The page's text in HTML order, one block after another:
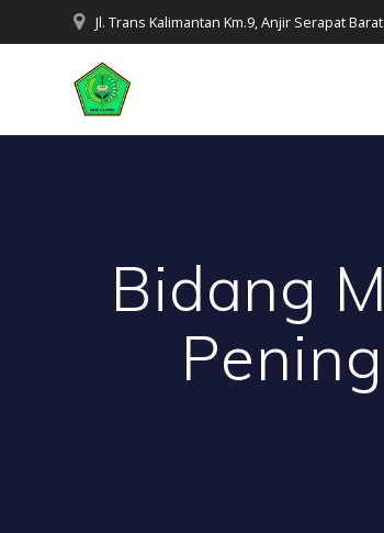
to
Jl. Trans Kalimantan Km.9, Anjir Serapat Barat
Bidang